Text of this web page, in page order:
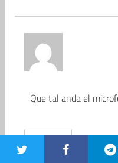
Que tal anda el